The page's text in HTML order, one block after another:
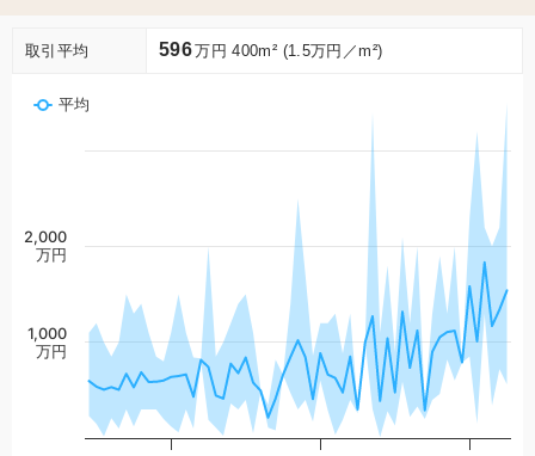
取引平均 596万円 400m² (1.5万円／m²)
平均
1,000
万円
2,000
万円